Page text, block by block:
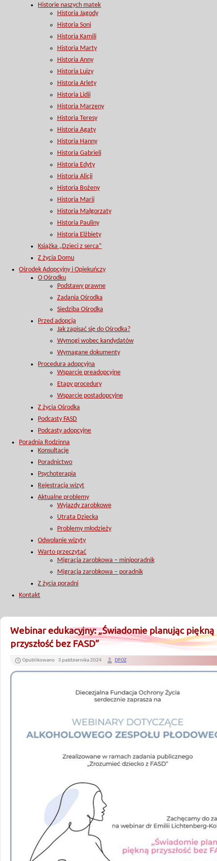
Historie naszych matek
Historia Jagody
Historia Soni
Historia Kamili
Historia Marty
Historia Anny
Historia Luizy
Historia Arlety
Historia Lidii
Historia Marzeny
Historia Teresy
Historia Agaty
Historia Hanny
Historia Gabrieli
Historia Edyty
Historia Alicji
Historia Bożeny
Historia Marii
Historia Małgorzaty
Historia Pauliny
Historia Elżbiety
Książka „Dzieci z serca”
Z życia Domu
Ośrodek Adopcyjny i Opiekuńczy
O Ośrodku
Podstawy prawne
Zadania Ośrodka
Siedziba Ośrodka
Przed adopcją
Jak zapisać się do Ośrodka?
Wymogi wobec kandydatów
Wymagane dokumenty
Procedura adopcyjna
Wsparcie preadopcyjne
Etapy procedury
Wsparcie postadopcyjne
Z życia Ośrodka
Podcasty FASD
Podcasty adopcyjne
Poradnia Rodzinna
Konsultacje
Poradnictwo
Psychoterapia
Rejestracja wizyt
Aktualne problemy
Wyjazdy zarobkowe
Utrata Dziecka
Problemy młodzieży
Odwołanie wizyty
Warto przeczytać
Migracja zarobkowa – miniporadnik
Migracja zarobkowa – poradnik
Z życia poradni
Kontakt
Webinar edukacyjny: „Świadomie planując piękną
przyszłość bez FASD”
Opublikowano 3 października 2024 DFOZ